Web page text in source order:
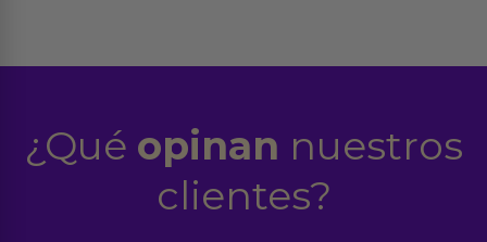
¿Qué opinan nuestros
clientes?